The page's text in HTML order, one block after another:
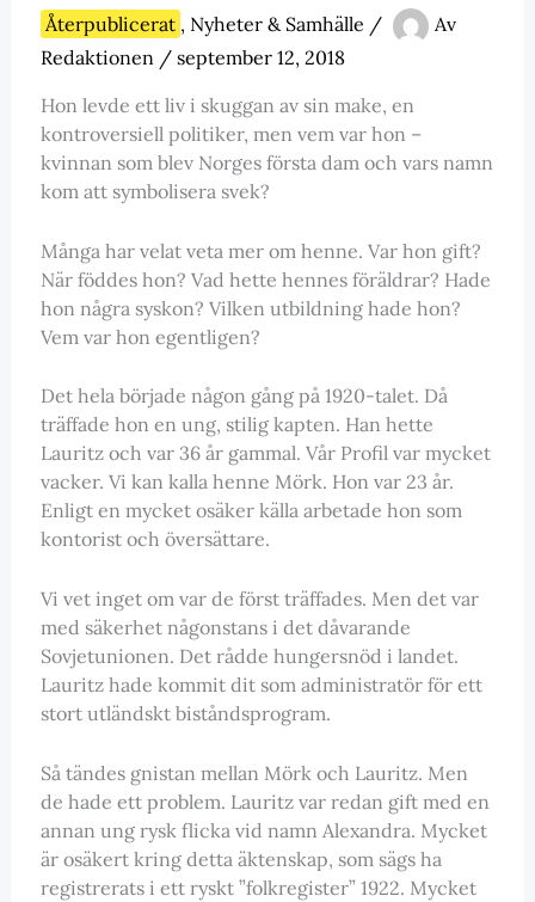
Återpublicerat , Nyheter & Samhälle /
Av
Redaktionen / september 12, 2018
Hon levde ett liv i skuggan av sin make, en
kontroversiell politiker, men vem var hon –
kvinnan som blev Norges första dam och vars namn
kom att symbolisera svek?
Många har velat veta mer om henne. Var hon gift?
När föddes hon? Vad hette hennes föräldrar? Hade
hon några syskon? Vilken utbildning hade hon?
Vem var hon egentligen?
Det hela började någon gång på 1920-talet. Då
träffade hon en ung, stilig kapten. Han hette
Lauritz och var 36 år gammal. Vår Profil var mycket
vacker. Vi kan kalla henne Mörk. Hon var 23 år.
Enligt en mycket osäker källa arbetade hon som
kontorist och översättare.
Vi vet inget om var de först träffades. Men det var
med säkerhet någonstans i det dåvarande
Sovjetunionen. Det rådde hungersnöd i landet.
Lauritz hade kommit dit som administratör för ett
stort utländskt biståndsprogram.
Så tändes gnistan mellan Mörk och Lauritz. Men
de hade ett problem. Lauritz var redan gift med en
annan ung rysk flicka vid namn Alexandra. Mycket
är osäkert kring detta äktenskap, som sägs ha
registrerats i ett ryskt ”folkregister” 1922. Mycket